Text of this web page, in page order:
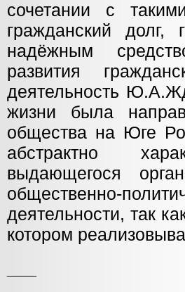
сочетании с
гражданский долг,
надёжным
развития
деятельность
жизни была
общества на Юге
абстрактно
выдающегося
общественно-
деятельности, так
котором